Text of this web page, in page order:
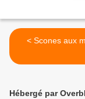
< Scones aux
Hébergé par